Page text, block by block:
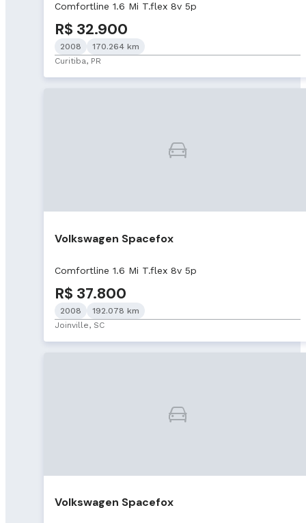
Comfortline 1.6 Mi T.flex 8v 5p
R$ 32.900
2008
170.264 km
Curitiba, PR
Volkswagen Spacefox
Comfortline 1.6 Mi T.flex 8v 5p
R$ 37.800
2008
192.078 km
Joinville, SC
Volkswagen Spacefox